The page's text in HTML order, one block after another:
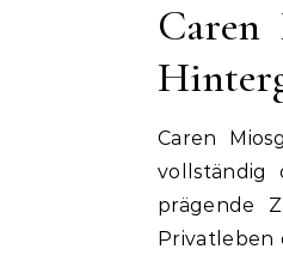
Caren
Caren
vollständig
prägende
Privatleben